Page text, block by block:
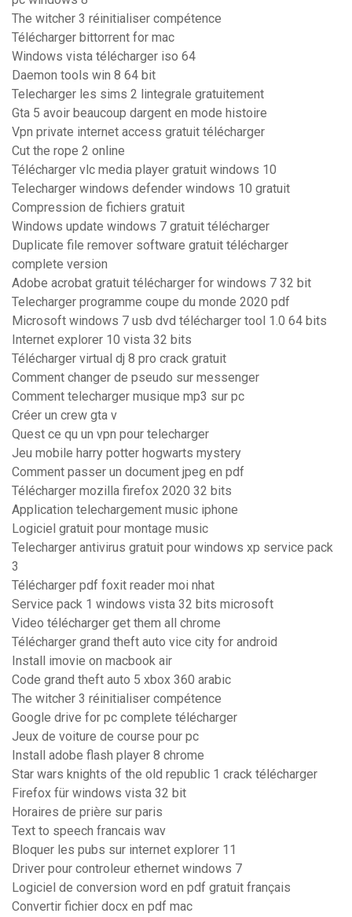
The witcher 3 réinitialiser compétence
Télécharger bittorrent for mac
Windows vista télécharger iso 64
Daemon tools win 8 64 bit
Telecharger les sims 2 lintegrale gratuitement
Gta 5 avoir beaucoup dargent en mode histoire
Vpn private internet access gratuit télécharger
Cut the rope 2 online
Télécharger vlc media player gratuit windows 10
Telecharger windows defender windows 10 gratuit
Compression de fichiers gratuit
Windows update windows 7 gratuit télécharger
Duplicate file remover software gratuit télécharger
complete version
Adobe acrobat gratuit télécharger for windows 7 32 bit
Telecharger programme coupe du monde 2020 pdf
Microsoft windows 7 usb dvd télécharger tool 1.0 64 bits
Internet explorer 10 vista 32 bits
Télécharger virtual dj 8 pro crack gratuit
Comment changer de pseudo sur messenger
Comment telecharger musique mp3 sur pc
Créer un crew gta v
Quest ce qu un vpn pour telecharger
Jeu mobile harry potter hogwarts mystery
Comment passer un document jpeg en pdf
Télécharger mozilla firefox 2020 32 bits
Application telechargement music iphone
Logiciel gratuit pour montage music
Telecharger antivirus gratuit pour windows xp service pack
3
Télécharger pdf foxit reader moi nhat
Service pack 1 windows vista 32 bits microsoft
Video télécharger get them all chrome
Télécharger grand theft auto vice city for android
Install imovie on macbook air
Code grand theft auto 5 xbox 360 arabic
The witcher 3 réinitialiser compétence
Google drive for pc complete télécharger
Jeux de voiture de course pour pc
Install adobe flash player 8 chrome
Star wars knights of the old republic 1 crack télécharger
Firefox für windows vista 32 bit
Horaires de prière sur paris
Text to speech francais wav
Bloquer les pubs sur internet explorer 11
Driver pour controleur ethernet windows 7
Logiciel de conversion word en pdf gratuit français
Convertir fichier docx en pdf mac